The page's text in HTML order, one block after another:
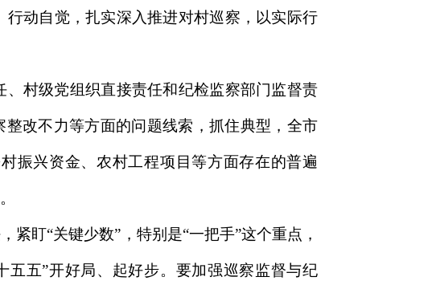
动自觉，扎实深入推进对村巡察，以实际行
村级党组织直接责任和纪检监察部门监督责
改不力等方面的问题线索，抓住典型，全市
振兴资金、农村工程项目等方面存在的普遍
盯“关键少数”，特别是“一把手”这个重点，
五”开好局、起好步。要加强巡察监督与纪